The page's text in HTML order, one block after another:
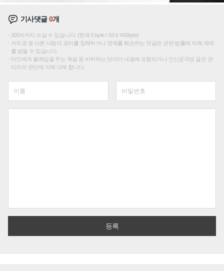
기사댓글0개
200자까지 쓰실 수 있습니다. (현재 0 byte / 최대 400byte)
저작권 등 다른 사람의 권리를 침해하거나 명예를 훼손하는 댓글은 관련 법률에 의해 제재
를 받을 수 있습니다.
타인에게 불쾌감을 주는 욕설 등 비하하는 단어가 내용에 포함되거나 인신공격성 글은 관
리자의 판단에 의해 삭제 합니다.